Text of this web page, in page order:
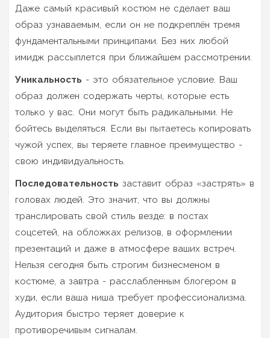
Даже самый красивый костюм не сделает ваш
образ узнаваемым, если он не подкреплён тремя
фундаментальными принципами. Без них любой
имидж рассыплется при ближайшем рассмотрении.
Уникальность - это обязательное условие. Ваш
образ должен содержать черты, которые есть
только у вас. Они могут быть радикальными. Не
бойтесь выделяться. Если вы пытаетесь копировать
чужой успех, вы теряете главное преимущество -
свою индивидуальность.
Последовательность заставит образ «застрять» в
головах людей. Это значит, что вы должны
транслировать свой стиль везде: в постах
соцсетей, на обложках релизов, в оформлении
презентаций и даже в атмосфере ваших встреч.
Нельзя сегодня быть строгим бизнесменом в
костюме, а завтра - расслабленным блогером в
худи, если ваша ниша требует профессионализма.
Аудитория быстро теряет доверие к
противоречивым сигналам.